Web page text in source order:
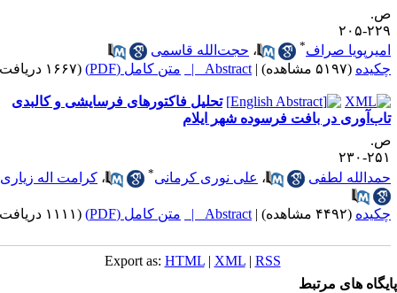
۲۰۵
صراف* ،حجت‌الله قاسمی
(۵۱۹۷ مشاهده) |
Abstract | متن کامل (PDF) (۱۶۶۷ دریافت)
تحلیل فاکتورهای فرسایشی و کالبدی
در بافت فرسوده شهر ایلام
۲۳۰
لطفی
،علی نوری کرمانی ،کرامت اله زیاری
(۴۴۹۲ مشاهده) |
Abstract | متن کامل (PDF) (۱۱۱۱ دریافت)
Export as:HTML |XML|RSS
های مرتبط